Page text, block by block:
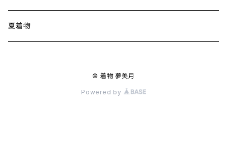
夏着物
© 着物 夢美月
Powered by